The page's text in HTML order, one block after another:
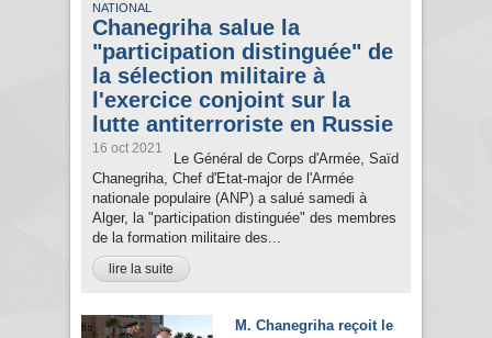
NATIONAL
Chanegriha salue la
"participation distinguée" de
la sélection militaire à
l'exercice conjoint sur la
lutte antiterroriste en Russie
16 oct 2021
Le Général de Corps d'Armée, Saïd
Chanegriha, Chef d'Etat-major de l'Armée
nationale populaire (ANP) a salué samedi à
Alger, la "participation distinguée" des membres
de la formation militaire des...
lire la suite
M. Chanegriha reçoit le